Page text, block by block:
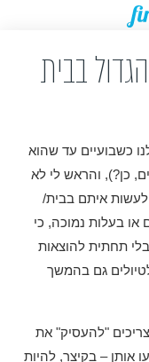
בבית
כשבועיים עד שהוא
כן?), והראש לי לא
לעשות איתם בבית/
או בעלות נמוכה, כי
תחתית להוצאות
גם בהמשך
"להעסיק" את
אותן – בקיצר, להיות